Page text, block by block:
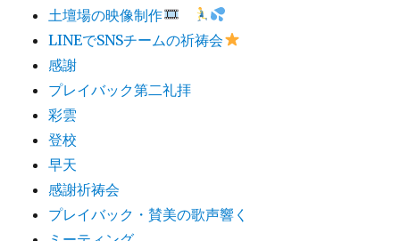
土壇場の映像制作
LINEでSNSチームの祈祷会
感謝
プレイバック第二礼拝
彩雲
登校
早天
感謝祈祷会
プレイバック・賛美の歌声響く